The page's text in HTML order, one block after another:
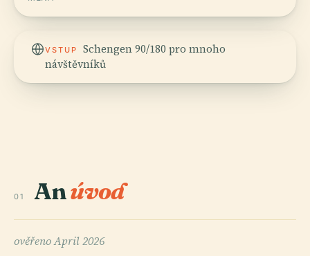
VSTUP
Schengen 90/180 pro mnoho
návštěvníků
01 Anúvod
ověřenoApril 2026